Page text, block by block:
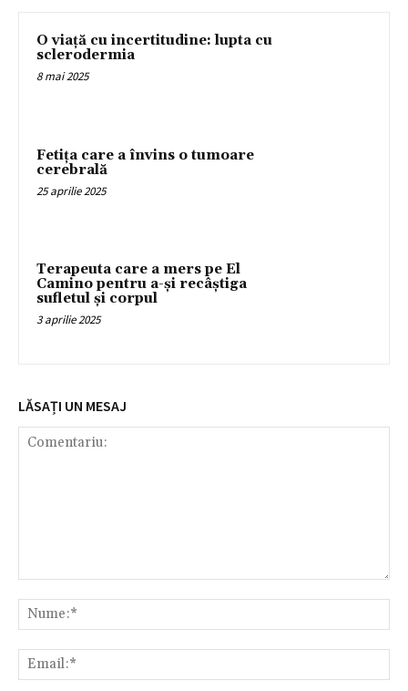
O viață cu incertitudine: lupta cu
sclerodermia
8 mai 2025
Fetița care a învins o tumoare
cerebrală
25 aprilie 2025
Terapeuta care a mers pe El
Camino pentru a-și recâștiga
sufletul și corpul
3 aprilie 2025
LĂSAȚI UN MESAJ